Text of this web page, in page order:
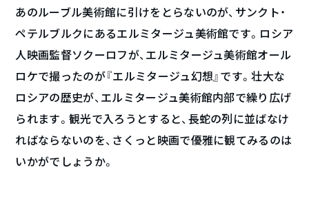
あのルーブル美術館に引けをとらないのが、サンクト・
ペテルブルクにあるエルミタージュ美術館です。ロシア
人映画監督ソクーロフが、エルミタージュ美術館オール
ロケで撮ったのが『エルミタージュ幻想』です。壮大な
ロシアの歴史が、エルミタージュ美術館内部で繰り広げ
られます。観光で入ろうとすると、長蛇の列に並ばなけ
ればならないのを、さくっと映画で優雅に観てみるのは
いかがでしょうか。